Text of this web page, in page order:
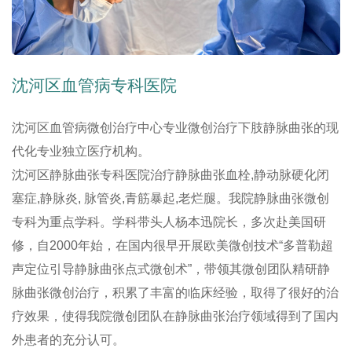
沈河区血管病专科医院
沈河区血管病微创治疗中心专业微创治疗下肢静脉曲张的现
代化专业独立医疗机构。
沈河区静脉曲张专科医院治疗静脉曲张血栓,静动脉硬化闭
塞症,静脉炎, 脉管炎,青筋暴起,老烂腿。我院静脉曲张微创
专科为重点学科。学科带头人杨本迅院长，多次赴美国研
修，自2000年始，在国内很早开展欧美微创技术“多普勒超
声定位引导静脉曲张点式微创术”，带领其微创团队精研静
脉曲张微创治疗，积累了丰富的临床经验，取得了很好的治
疗效果，使得我院微创团队在静脉曲张治疗领域得到了国内
外患者的充分认可。